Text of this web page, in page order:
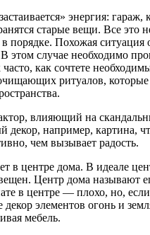
энергия:
старые вещи. Все это
в порядке. Похожая
В этом случае необходимо
как сочтете
ритуалов, которые
влияющий на
декор, например, картина,
чем вызывает радость.
в центре дома. В идеале
Центр дома называют
в центре — плохо, но,
декор элементов огонь и
мебель.